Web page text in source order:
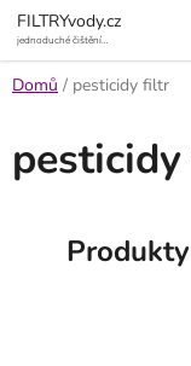
Přejít
na
obsah
FILTRYvody.cz
jednoduché čištění
Domů / pesticidy filtr